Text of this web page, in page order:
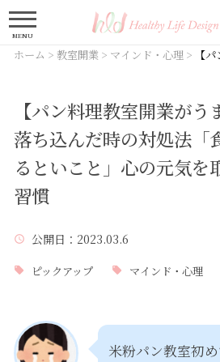
MENU
ホーム > 教室開業 > マインド・心理 > 【
【パン料理教室開業がう
落ち込んだ時の対処法「
るといこと」心の元気を
習慣
公開日 ：2023.03.6
ピックアップ マインド・心理
米粉パン教室初め